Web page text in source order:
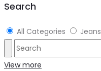
Search
All Categories Jeans
View more